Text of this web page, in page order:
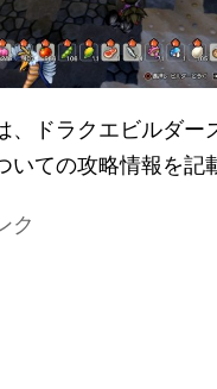
、ドラクエビルダー
いての攻略情報を記
ク